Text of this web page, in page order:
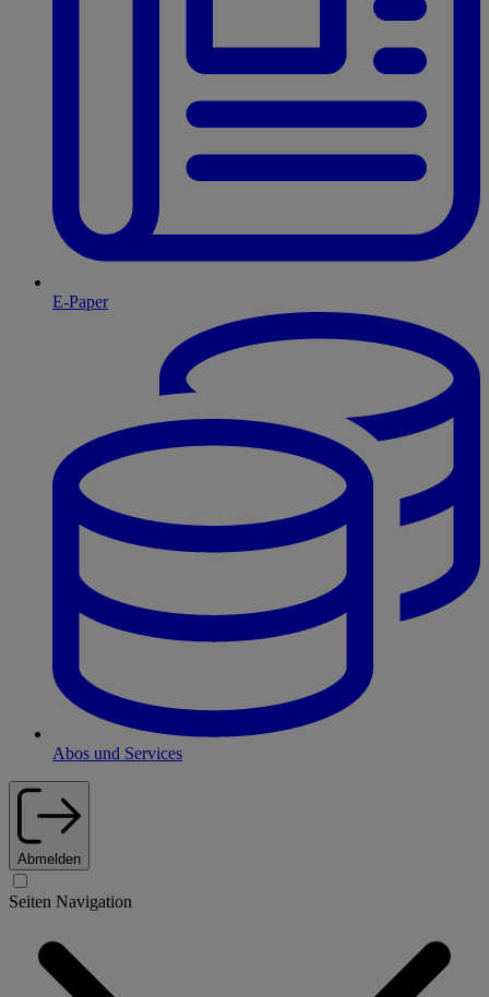
E-Paper
Abos und Services
Abmelden
Seiten Navigation